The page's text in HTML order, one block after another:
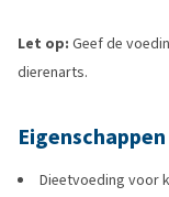
Let op: Geef de
dierenarts.
Eigenschappen
Dieetvoeding voor